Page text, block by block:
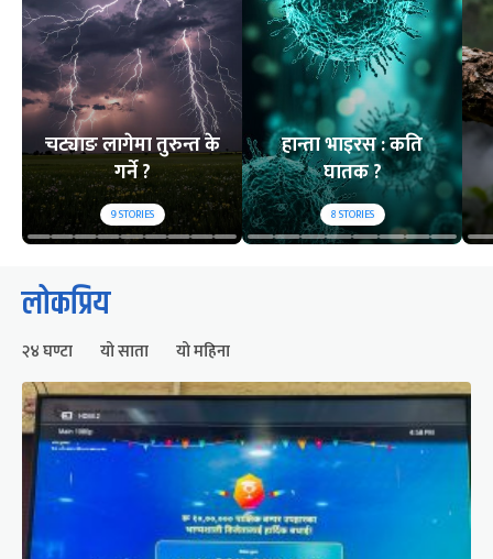
चट्याङ लागेमा तुरुन्त के
गर्ने ?
9STORIES
हान्ता भाइरस : कति
घातक ?
8STORIES
लोकप्रिय
२४ घण्टा यो साता यो महिना